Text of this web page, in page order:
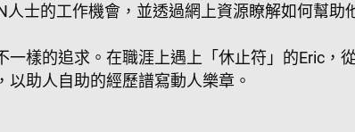
人士的工作機會，並透過網上資源瞭解如何幫
一樣的追求。在職涯上遇上「休止符」的Eric
以助人自助的經歷譜寫動人樂章。